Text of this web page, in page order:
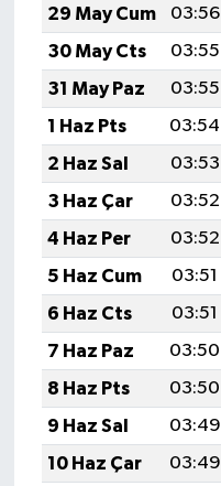
29 May Cum
03:56
30 May Cts
03:55
31 May Paz
03:55
1 Haz Pts
03:54
2 Haz Sal
03:53
3 Haz Çar
03:52
4 Haz Per
03:52
5 Haz Cum
03:51
6 Haz Cts
03:51
7 Haz Paz
03:50
8 Haz Pts
03:50
9 Haz Sal
03:49
10 Haz Çar
03:49